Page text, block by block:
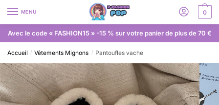
MENU 0
Avec le code « FASHION15 » -15 % sur votre panier de plus de 70 €
Accueil / Vêtements Mignons / Pantoufles vache